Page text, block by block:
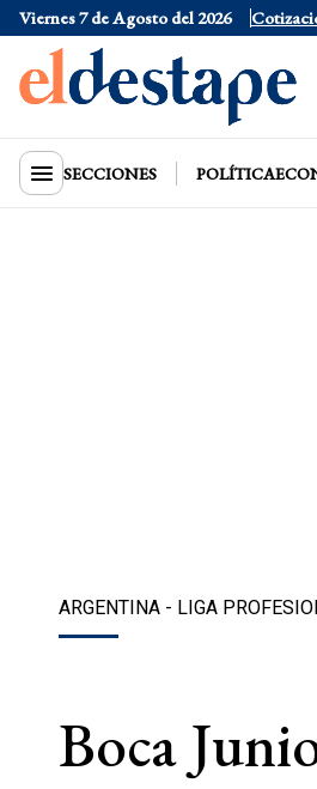
Viernes 7 de Agosto del 2026
Dólar Oficial $1520
SECCIONES POLÍTICA
ARGENTINA - LIGA
Boca